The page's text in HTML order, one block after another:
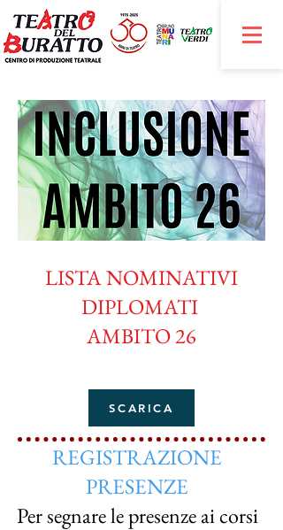
LISTA NOMINATIVI
DIPLOMATI
AMBITO 26
SCARICA
REGISTRAZIONE
PRESENZE
Per segnare le presenze ai corsi